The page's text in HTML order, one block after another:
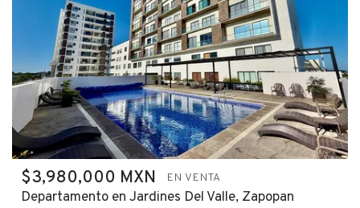
$3,980,000 MXN EN VENTA
Departamento en Jardines Del Valle, Zapopan